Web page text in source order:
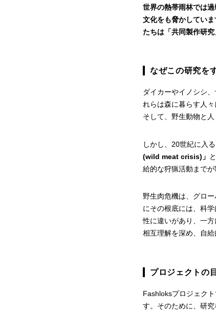
世界の熱帯雨林では
文化をも脅かしてい
たちは「共同製作研
なぜこの研究を
ダイカーやイノシシ
れらは森に暮らす人
そして、野生動物と
しかし、20世紀に入
(wild meat crisis)」
給的な狩猟活動まで
野生肉危機は、グロ
にその根底には、科
性に違いがあり、一
相互理解を深め、自
プロジェクトの
Fashloksプロジェク
す。そのために、研